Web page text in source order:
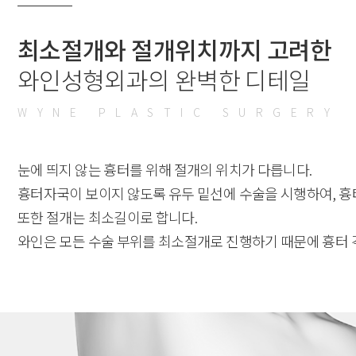
최소절개와 절개위치까지 고려한
와인성형외과의 완벽한 디테일
WYNE PLASTIC SURGERY
눈에 띄지 않는 흉터를 위해 절개의 위치가 다릅니다.
흉터자국이 보이지 않도록 유두 밑선에 수술을 시행하여,
또한 절개는 최소길이로 합니다.
와인은 모든 수술 부위를 최소절개로 진행하기 때문에 흉터